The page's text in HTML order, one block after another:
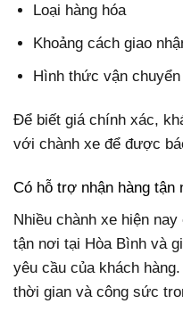
Loại hàng hóa
Khoảng cách giao
Hình thức vận
Để biết giá chính xác,
với chành xe để được
Có hỗ trợ nhận hàng tận
Nhiều chành xe hiện
tận nơi tại Hòa Bình và
yêu cầu của khách
thời gian và công sức